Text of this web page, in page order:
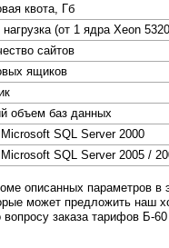
квота, Гб
нагрузка (от 1 ядра Xeon
сайтов
ящиков
объем баз данных
SQL Server 2000
SQL Server 2005 /
описанных параметров в
может предложить наш
вопросу заказа тарифов Б-